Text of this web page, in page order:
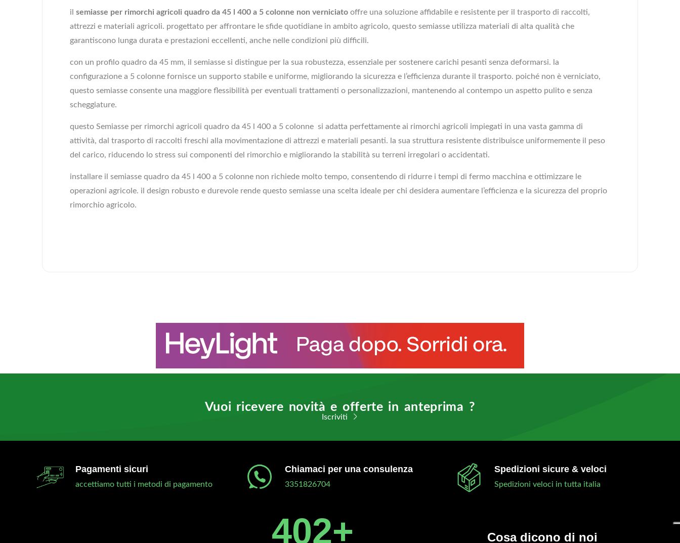
il semiasse per rimorchi agricoli quadro da 45 l 400 a 5 colonne non verniciato offre una soluzione affidabile e resistente per il trasporto di raccolti,
attrezzi e materiali agricoli. progettato per affrontare le sfide quotidiane in ambito agricolo, questo semiasse utilizza materiali di alta qualità che
garantiscono lunga durata e prestazioni eccellenti, anche nelle condizioni più difficili.
con un profilo quadro da 45 mm, il semiasse si distingue per la sua robustezza, essenziale per sostenere carichi pesanti senza deformarsi. la
configurazione a 5 colonne fornisce un supporto stabile e uniforme, migliorando la sicurezza e l’efficienza durante il trasporto. poiché non è verniciato,
questo semiasse consente una maggiore flessibilità per eventuali trattamenti o personalizzazioni, mantenendo al contempo un aspetto pulito e senza
scheggiature.
questo Semiasse per rimorchi agricoli quadro da 45 l 400 a 5 colonne si adatta perfettamente ai rimorchi agricoli impiegati in una vasta gamma di
attività, dal trasporto di raccolti freschi alla movimentazione di attrezzi e materiali pesanti. la sua struttura resistente distribuisce uniformemente il peso
del carico, riducendo lo stress sui componenti del rimorchio e migliorando la stabilità su terreni irregolari o accidentati.
installare il semiasse quadro da 45 l 400 a 5 colonne non richiede molto tempo, consentendo di ridurre i tempi di fermo macchina e ottimizzare le
operazioni agricole. il design robusto e durevole rende questo semiasse una scelta ideale per chi desidera aumentare l’efficienza e la sicurezza del proprio
rimorchio agricolo.
Vuoi ricevere novità e offerte in anteprima ?
Iscriviti
Pagamenti sicuri
accettiamo tutti i metodi di pagamento
Chiamaci per una consulenza
3351826704
Spedizioni sicure & veloci
Spedizioni veloci in tutta italia
450+ Cosa dicono di noi